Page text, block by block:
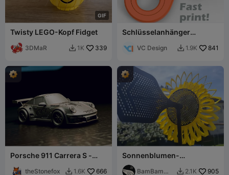
GIF
Twisty LEGO-Kopf Fidget
3DMaR  1K 339
Schlüsselanhänger
VC Design  1.9K 841
Porsche 911 Carrera S -
theStonefox  1.6K 666
Sonnenblumen-
Windmühle - Anpassbares
SystemBamBam
 2.1K 905